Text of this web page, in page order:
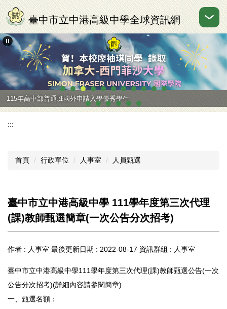
跳
到
主
要
區
臺中市立中港高級中學全球資訊網
115年高中部普通班國外申請入學優秀學生
:::
首頁 行政單位 人事室 人員甄選
臺中市立中港高級中學 111學年度第三次代理
(課)教師甄選簡章(一次公告分次招考)
作者 : 人事室 最後更新日期 : 2022-08-17 資訊群組 : 人事室
臺中市立中港高級中學111學年度第三次代理(課)教師甄選公告(一次
公告分次招考)(詳細內容請參閱簡章)
一、甄選名額：